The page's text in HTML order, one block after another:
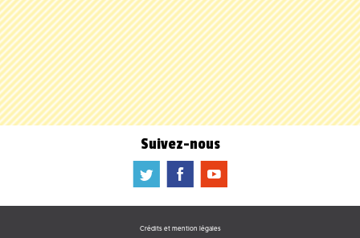
Suivez-nous
a b f
Crédits et mention légales